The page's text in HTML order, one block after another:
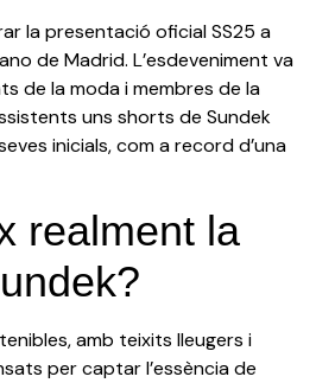
la presentació oficial SS25 a
de Madrid. L’esdeveniment va
de la moda i membres de la
uns shorts de Sundek
inicials, com a record d’una
realment la
amb teixits lleugers i
per captar l’essència de